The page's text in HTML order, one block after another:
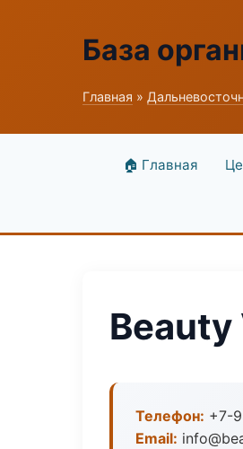
База
Главная »
🏠 Главная
Beauty
Телефон: +7-
Email: